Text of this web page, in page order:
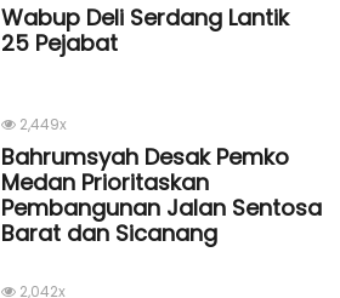
Wabup Deli Serdang Lantik
25 Pejabat
2,449x
Bahrumsyah Desak Pemko
Medan Prioritaskan
Pembangunan Jalan Sentosa
Barat dan Sicanang
2,042x